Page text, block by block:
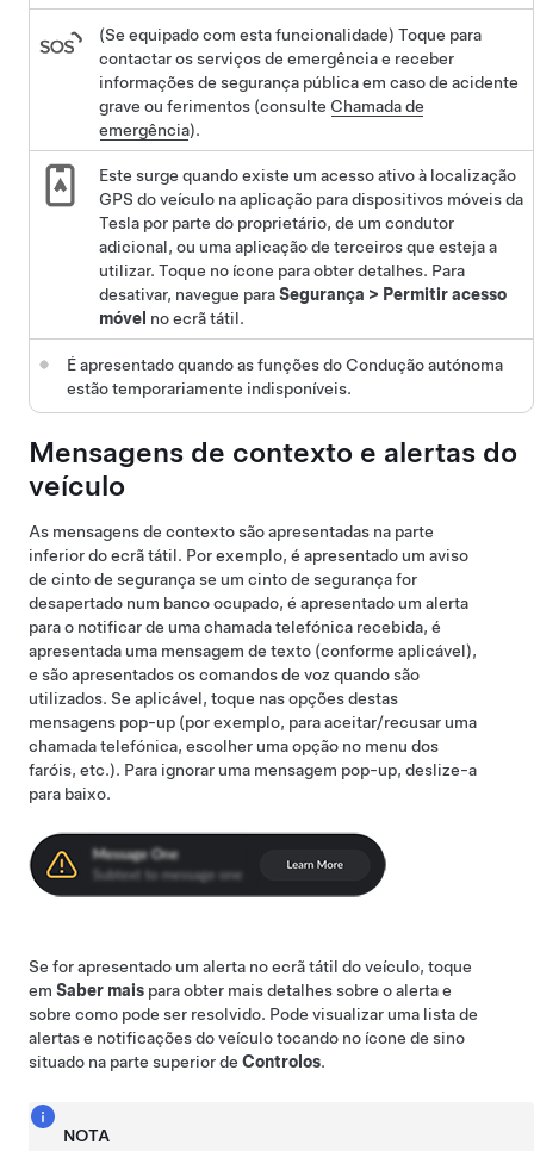
(Se equipado com esta funcionalidade) Toque para
contactar os serviços de emergência e receber
informações de segurança pública em caso de acidente
grave ou ferimentos (consulte Chamada de
emergência).
Este surge quando existe um acesso ativo à localização
GPS do veículo na aplicação para dispositivos móveis da
Tesla por parte do proprietário, de um condutor
adicional, ou uma aplicação de terceiros que esteja a
utilizar. Toque no ícone para obter detalhes. Para
desativar, navegue paraSegurança > Permitir acesso
móvel no ecrã tátil.
É apresentado quando as funções do Condução autónoma
estão temporariamente indisponíveis.
Mensagens de contexto e alertas do
veículo
As mensagens de contexto são apresentadas na parte
inferior do ecrã tátil. Por exemplo, é apresentado um aviso
de cinto de segurança se um cinto de segurança for
desapertado num banco ocupado, é apresentado um alerta
para o notificar de uma chamada telefónica recebida, é
apresentada uma mensagem de texto (conforme aplicável),
e são apresentados os comandos de voz quando são
utilizados. Se aplicável, toque nas opções destas
mensagens pop-up (por exemplo, para aceitar/recusar uma
chamada telefónica, escolher uma opção no menu dos
faróis, etc.). Para ignorar uma mensagem pop-up, deslize-a
para baixo.
Se for apresentado um alerta no ecrã tátil do veículo, toque
em Saber mais para obter mais detalhes sobre o alerta e
sobre como pode ser resolvido. Pode visualizar uma lista de
alertas e notificações do veículo tocando no ícone de sino
situado na parte superior de Controlos.
NOTA